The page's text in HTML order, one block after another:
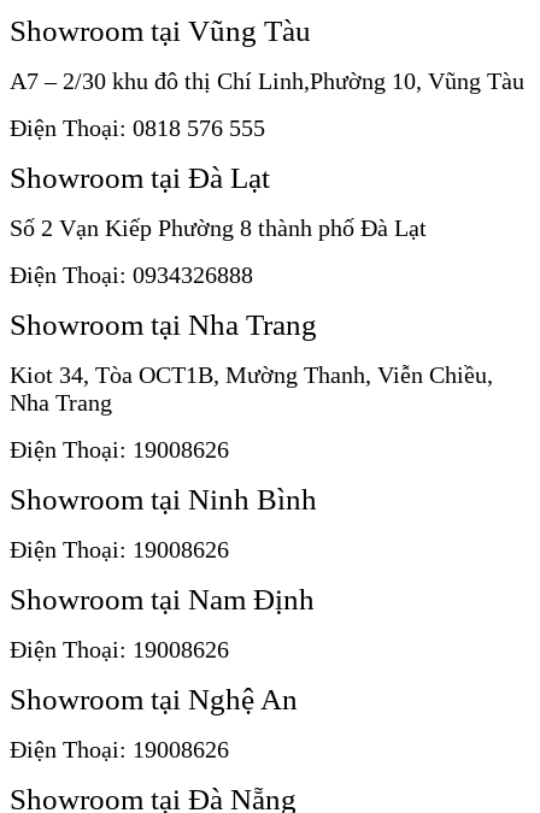
Showroom tại Vũng Tàu
A7 – 2/30 khu đô thị Chí Linh,Phường 10, Vũng Tàu
Điện Thoại: 0818 576 555
Showroom tại Đà Lạt
Số 2 Vạn Kiếp Phường 8 thành phố Đà Lạt
Điện Thoại: 0934326888
Showroom tại Nha Trang
Kiot 34, Tòa OCT1B, Mường Thanh, Viễn Chiều,
Nha Trang
Điện Thoại: 19008626
Showroom tại Ninh Bình
Điện Thoại: 19008626
Showroom tại Nam Định
Điện Thoại: 19008626
Showroom tại Nghệ An
Điện Thoại: 19008626
Showroom tại Đà Nẵng